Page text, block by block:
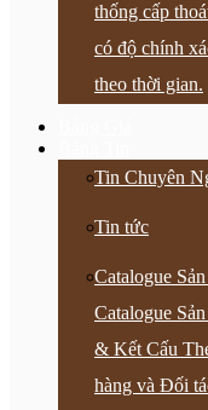
thống cấp
có độ chính
theo thời gian.
Tin Chuyên
Tin tức
Catalogue
Catalogue
& Kết Cấu
hàng và Đối